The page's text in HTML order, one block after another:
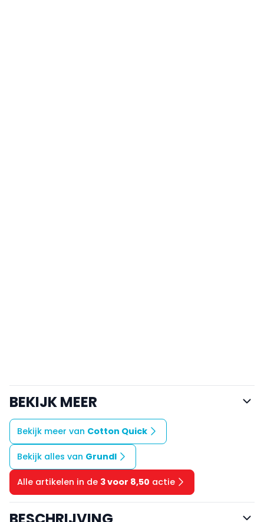
BEKIJK MEER
Bekijk meer van Cotton Quick
Bekijk alles van Grundl
Alle artikelen in de 3 voor 8,50 actie